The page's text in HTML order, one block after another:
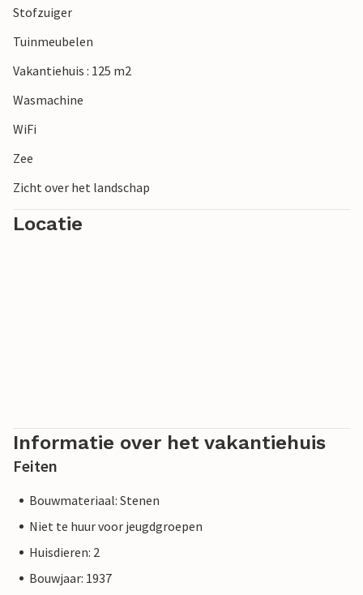
Stofzuiger
Tuinmeubelen
Vakantiehuis : 125 m2
Wasmachine
WiFi
Zee
Zicht over het landschap
Locatie
Informatie over het vakantiehuis
Feiten
Bouwmateriaal: Stenen
Niet te huur voor jeugdgroepen
Huisdieren: 2
Bouwjaar: 1937